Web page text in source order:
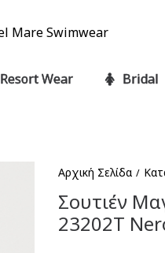
Resort Wear Bridal
Αρχική Σελίδα /
Σουτιέν
23202T